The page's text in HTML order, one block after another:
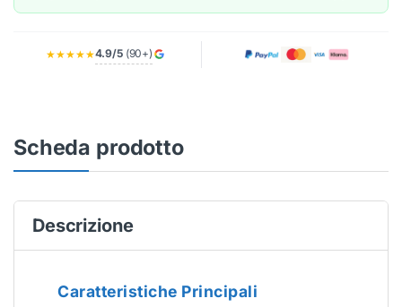
★★★★★4.9/5(90+)
Scheda prodotto
Descrizione
Caratteristiche Principali